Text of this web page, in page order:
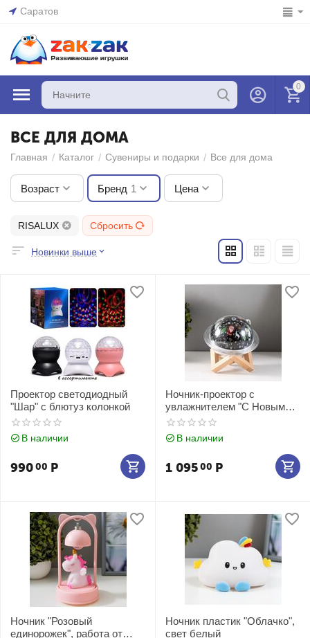
Саратов
0
ВСЕ ДЛЯ ДОМА
Главная / Каталог / Сувениры и подарки / Все для дома
Возраст Бренд 1 Цена
RISALUX Сбросить
Новинки выше
Проектор светодиодный
"Шар" с блютуз колонкой
В наличии
99000 Р
Ночник-проектор с
увлажнителем "С Новым
годом"
В наличии
1 09500 Р
Ночник "Розовый
единорожек", работа от
Ночник пластик "Облачко",
свет белый